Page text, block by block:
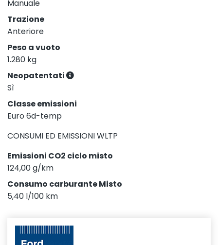
Manuale
Trazione
Anteriore
Peso a vuoto
1.280 kg
Neopatentati
Sì
Classe emissioni
Euro 6d-temp
CONSUMI ED EMISSIONI WLTP
Emissioni CO2 ciclo misto
124,00 g/km
Consumo carburante Misto
5,40 l/100 km